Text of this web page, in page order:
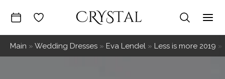
content
Main » Wedding Dresses » Eva Lendel » Less is more 2019 »